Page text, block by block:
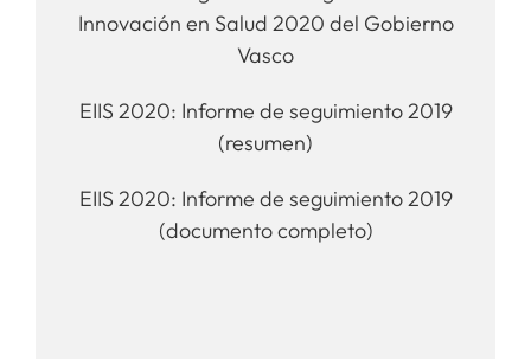
Innovación en Salud 2020 del Gobierno
Vasco
EIIS 2020: Informe de seguimiento 2019
(resumen)
EIIS 2020: Informe de seguimiento 2019
(documento completo)